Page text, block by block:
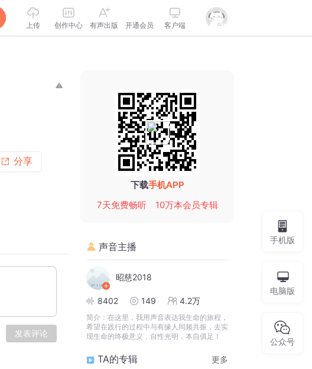
上传 创作中心 有声出版 开通会员 客户端
分享
发表评论
下载手机APP
7天免费畅听
10万本会员专辑
声音主播
昭慈2018
8402 149 4.2万
简介： 在这里，我用声音表达我生命的旅程，
希望在践行的过程中与有缘人同频共振，去实
现生命的终极意义，自性光明，本自俱足！
TA的专辑 更多
手机版
电脑版
公众号